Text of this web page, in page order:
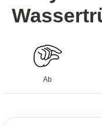
Ab